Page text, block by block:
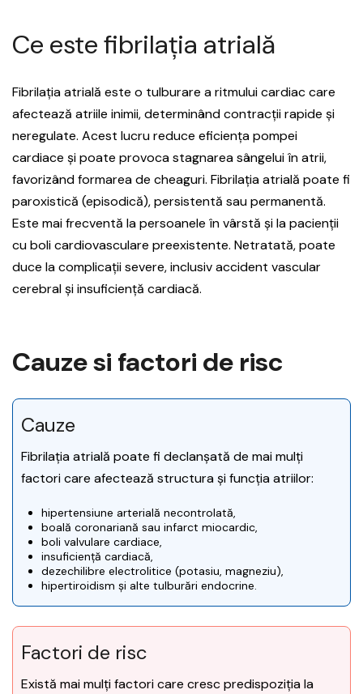
Ce este fibrilația atrială
Fibrilația atrială este o tulburare a ritmului cardiac care
afectează atriile inimii, determinând contracții rapide și
neregulate. Acest lucru reduce eficiența pompei
cardiace și poate provoca stagnarea sângelui în atrii,
favorizând formarea de cheaguri. Fibrilația atrială poate fi
paroxistică (episodică), persistentă sau permanentă.
Este mai frecventă la persoanele în vârstă și la pacienții
cu boli cardiovasculare preexistente. Netratată, poate
duce la complicații severe, inclusiv accident vascular
cerebral și insuficiență cardiacă.
Cauze si factori de risc
Cauze
Fibrilația atrială poate fi declanșată de mai mulți
factori care afectează structura și funcția atriilor:
hipertensiune arterială necontrolată,
boală coronariană sau infarct miocardic,
boli valvulare cardiace,
insuficiență cardiacă,
dezechilibre electrolitice (potasiu, magneziu),
hipertiroidism și alte tulburări endocrine.
Factori de risc
Există mai mulți factori care cresc predispoziția la